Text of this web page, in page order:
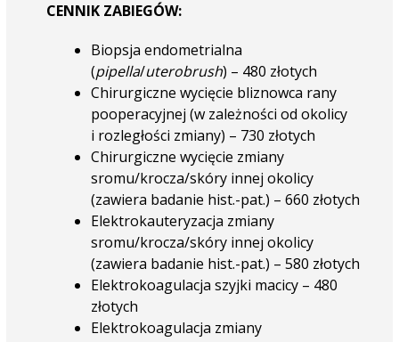
CENNIK ZABIEGÓW:
Biopsja endometrialna
(pipella/uterobrush) – 480 złotych
Chirurgiczne wycięcie bliznowca rany
pooperacyjnej (w zależności od okolicy
i rozległości zmiany) – 730 złotych
Chirurgiczne wycięcie zmiany
sromu/krocza/skóry innej okolicy
(zawiera badanie hist.-pat.) – 660 złotych
Elektrokauteryzacja zmiany
sromu/krocza/skóry innej okolicy
(zawiera badanie hist.-pat.) – 580 złotych
Elektrokoagulacja szyjki macicy – 480
złotych
Elektrokoagulacja zmiany